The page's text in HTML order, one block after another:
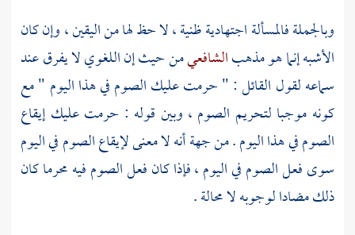
وبالجملة فالمسألة اجتهادية ظنية ، لا حظ لها من اليقين ، وإن كان
الأشبه إنما هو مذهبالشافعيمن حيث إن اللغوي لا يفرق عند
سماعه لقول القائل : " حرمت عليك الصوم في هذا اليوم " مع
كونه موجبا لتحريم الصوم ، وبين قوله : حرمت عليك إيقاع
الصوم في هذا اليوم . من جهة أنه لا معنى لإيقاع الصوم في اليوم
سوى فعل الصوم في اليوم ، فإذا كان فعل الصوم فيه محرما كان
ذلك مضادا لوجوبه لا محالة .